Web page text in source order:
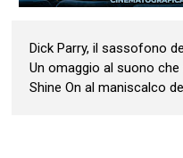
Dick Parry, il sassofono
Un omaggio al suono
Shine On al maniscalco